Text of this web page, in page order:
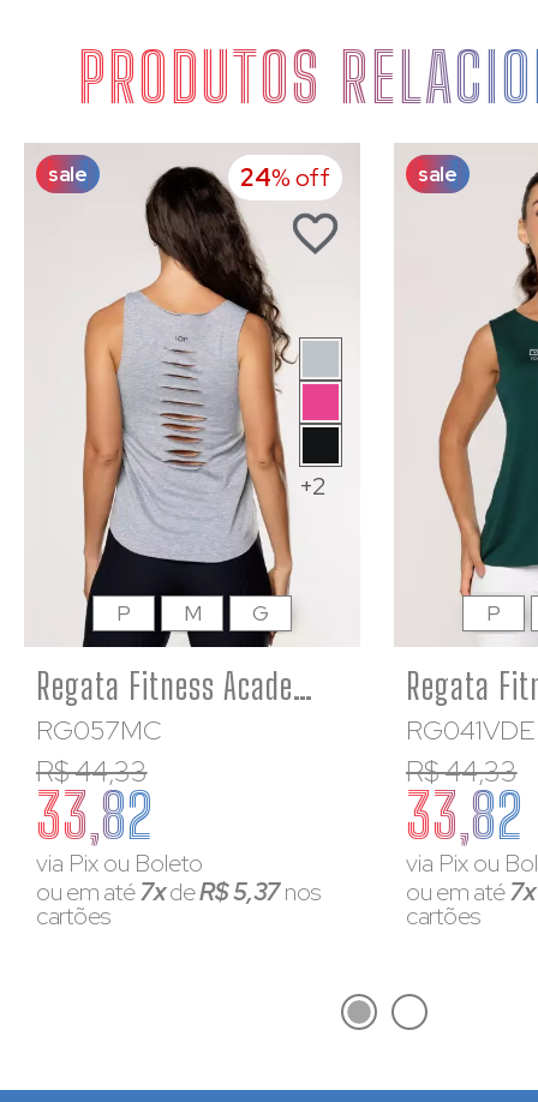
PRODUTOS
sale 24% off
+2
Regata Fitness Academia Viscolycra Cinza Mescla Corte a Laser
RG057MC
R$ 44,33
33,82
via Pix ou Boleto
ou em até7xdeR$ 5,37nos
cartões
P M G
sale
RG041VDE
R$ 44,33
33,82
via Pix ou
ou em até
cartões
P